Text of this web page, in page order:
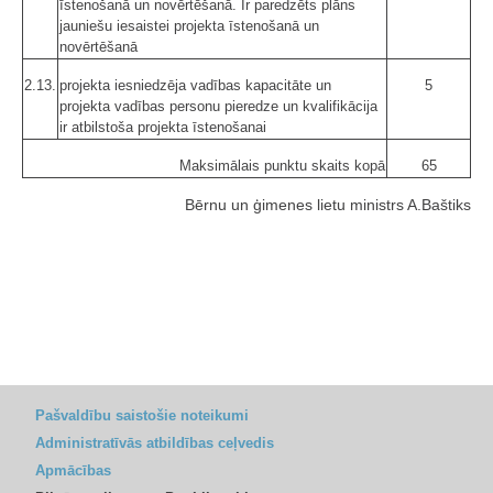
īstenošanā un novērtēšanā. Ir paredzēts plāns
jauniešu iesaistei projekta īstenošanā un
novērtēšanā
2.13. projekta iesniedzēja vadības kapacitāte un
projekta vadības personu pieredze un kvalifikācija
ir atbilstoša projekta īstenošanai
5
Maksimālais punktu skaits kopā 65
Bērnu un ģimenes lietu ministrs A.Baštiks
Pašvaldību saistošie noteikumi
Administratīvās atbildības ceļvedis
Apmācības